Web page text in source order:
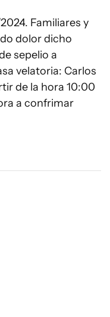
dolor dicho
sepelio a
velatoria: Carlos
de la hora 10:00
a confrimar